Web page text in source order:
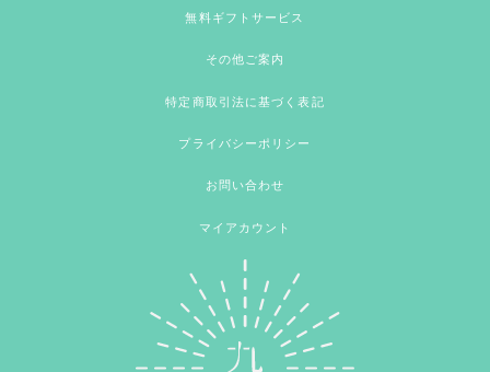
無料ギフトサービス
その他ご案内
特定商取引法に基づく表記
プライバシーポリシー
お問い合わせ
マイアカウント